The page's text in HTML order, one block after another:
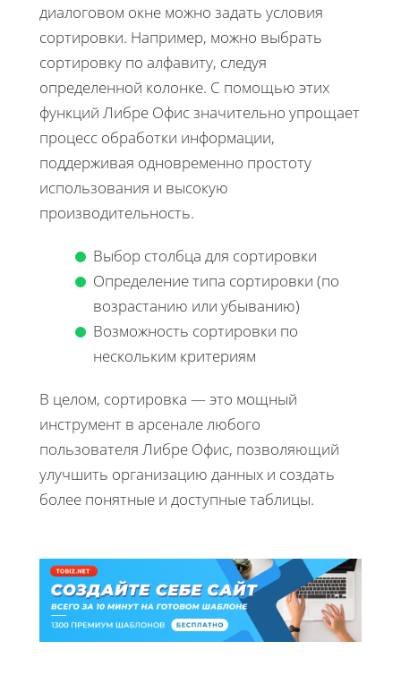
диалоговом окне можно задать условия
сортировки. Например, можно выбрать
сортировку по алфавиту, следуя
определенной колонке. С помощью этих
функций Либре Офис значительно упрощает
процесс обработки информации,
поддерживая одновременно простоту
использования и высокую
производительность.
Выбор столбца для сортировки
Определение типа сортировки (по
возрастанию или убыванию)
Возможность сортировки по
нескольким критериям
В целом, сортировка — это мощный
инструмент в арсенале любого
пользователя Либре Офис, позволяющий
улучшить организацию данных и создать
более понятные и доступные таблицы.